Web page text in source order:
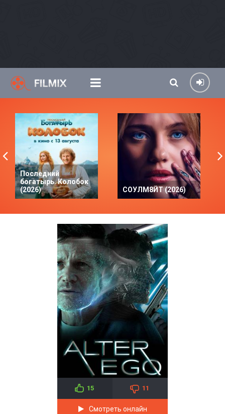
Последний
богатырь. Колобок
(2026)
СОУЛМ8ЙТ (2026)
15 11
Смотреть онлайн